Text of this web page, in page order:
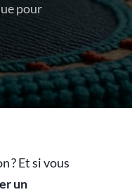
pour
? Et si vous
un